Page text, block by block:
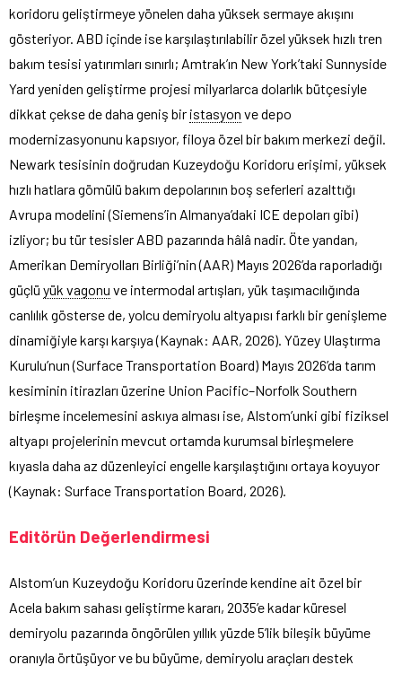
koridoru geliştirmeye yönelen daha yüksek sermaye akışını
gösteriyor. ABD içinde ise karşılaştırılabilir özel yüksek hızlı tren
bakım tesisi yatırımları sınırlı; Amtrak’ın New York’taki Sunnyside
Yard yeniden geliştirme projesi milyarlarca dolarlık bütçesiyle
dikkat çekse de daha geniş bir istasyon ve depo
modernizasyonunu kapsıyor, filoya özel bir bakım merkezi değil.
Newark tesisinin doğrudan Kuzeydoğu Koridoru erişimi, yüksek
hızlı hatlara gömülü bakım depolarının boş seferleri azalttığı
Avrupa modelini (Siemens’in Almanya’daki ICE depoları gibi)
izliyor; bu tür tesisler ABD pazarında hâlâ nadir. Öte yandan,
Amerikan Demiryolları Birliği’nin (AAR) Mayıs 2026’da raporladığı
güçlü yük vagonu ve intermodal artışları, yük taşımacılığında
canlılık gösterse de, yolcu demiryolu altyapısı farklı bir genişleme
dinamiğiyle karşı karşıya (Kaynak: AAR, 2026). Yüzey Ulaştırma
Kurulu’nun (Surface Transportation Board) Mayıs 2026’da tarım
kesiminin itirazları üzerine Union Pacific–Norfolk Southern
birleşme incelemesini askıya alması ise, Alstom’unki gibi fiziksel
altyapı projelerinin mevcut ortamda kurumsal birleşmelere
kıyasla daha az düzenleyici engelle karşılaştığını ortaya koyuyor
(Kaynak: Surface Transportation Board, 2026).
Editörün Değerlendirmesi
Alstom’un Kuzeydoğu Koridoru üzerinde kendine ait özel bir
Acela bakım sahası geliştirme kararı, 2035’e kadar küresel
demiryolu pazarında öngörülen yıllık yüzde 5’lik bileşik büyüme
oranıyla örtüşüyor ve bu büyüme, demiryolu araçları destek